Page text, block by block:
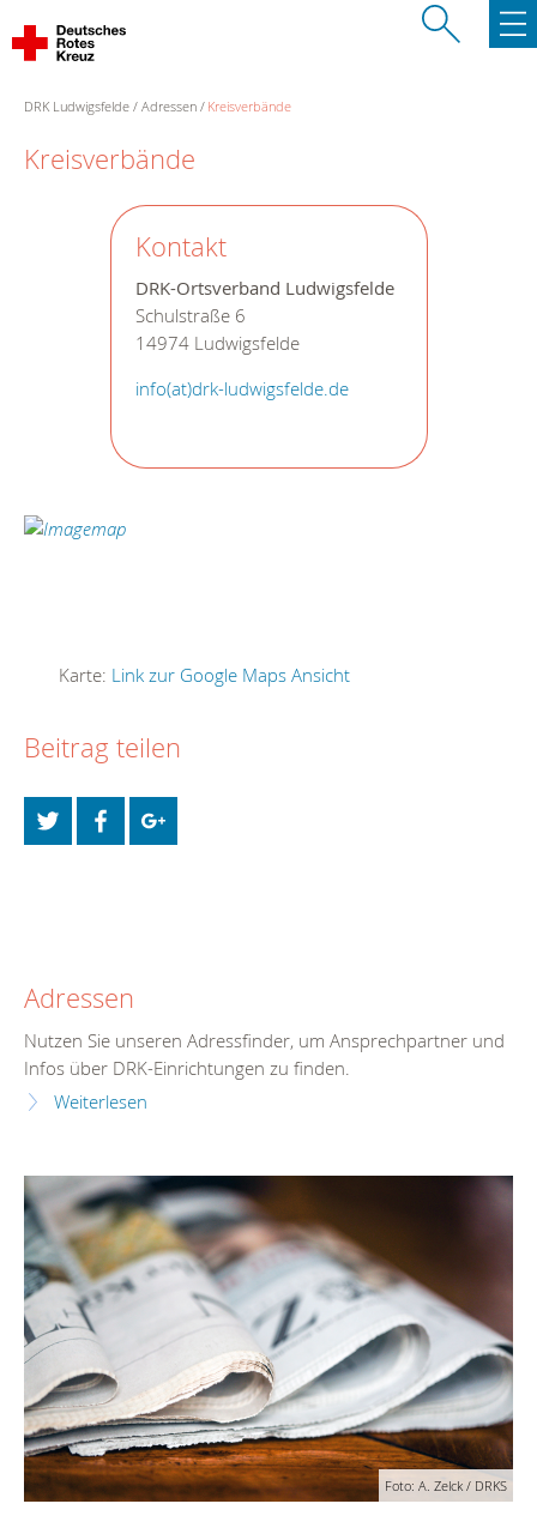
DRK Ludwigsfelde Adressen Kreisverbände
Kreisverbände
Kontakt
DRK-Ortsverband Ludwigsfelde
Schulstraße 6
14974 Ludwigsfelde
info(at)drk-ludwigsfelde.de
Karte: Link zur Google Maps Ansicht
Beitrag teilen
Adressen
Nutzen Sie unseren Adressfinder, um Ansprechpartner und
Infos über DRK-Einrichtungen zu finden.
Weiterlesen
Foto: A. Zelck / DRKS